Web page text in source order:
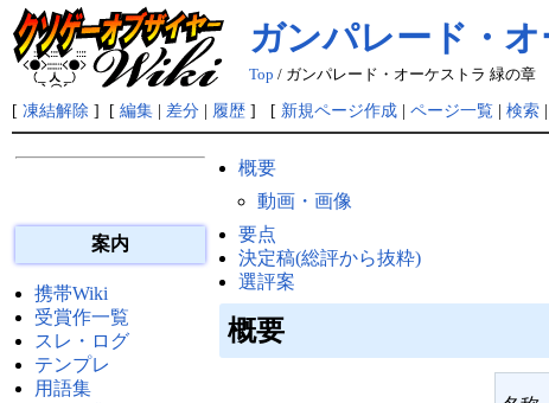
ガンパレード・
Top / ガンパレード・オーケストラ 緑の章
[ 凍結解除 ] [ 編集 | 差分 | 履歴 ] [ 新規ページ作成 | ページ一覧 | 検索 |
案内
携帯Wiki
受賞作一覧
スレ・ログ
テンプレ
用語集
概要
動画・画像
要点
決定稿(総評から抜粋)
選評案
概要